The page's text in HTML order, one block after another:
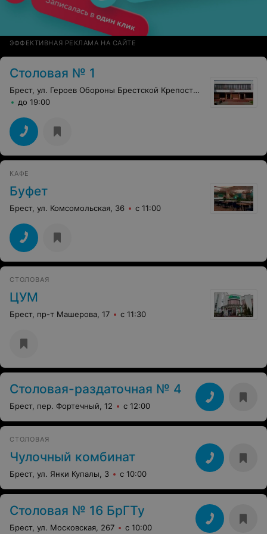
ЭФФЕКТИВНАЯ РЕКЛАМА НА САЙТЕ
Столовая № 1
Брест, ул. Героев Обороны Брестской Крепости, 1/5
до 19:00
КАФЕ
Буфет
Брест, ул. Комсомольская, 36 с 11:00
СТОЛОВАЯ
ЦУМ
Брест, пр-т Машерова, 17 с 11:30
Столовая-раздаточная № 4
Брест, пер. Фортечный, 12 с 12:00
СТОЛОВАЯ
Чулочный комбинат
Брест, ул. Янки Купалы, 3 с 10:00
Столовая № 16 БрГТу
Брест, ул. Московская, 267 с 10:00